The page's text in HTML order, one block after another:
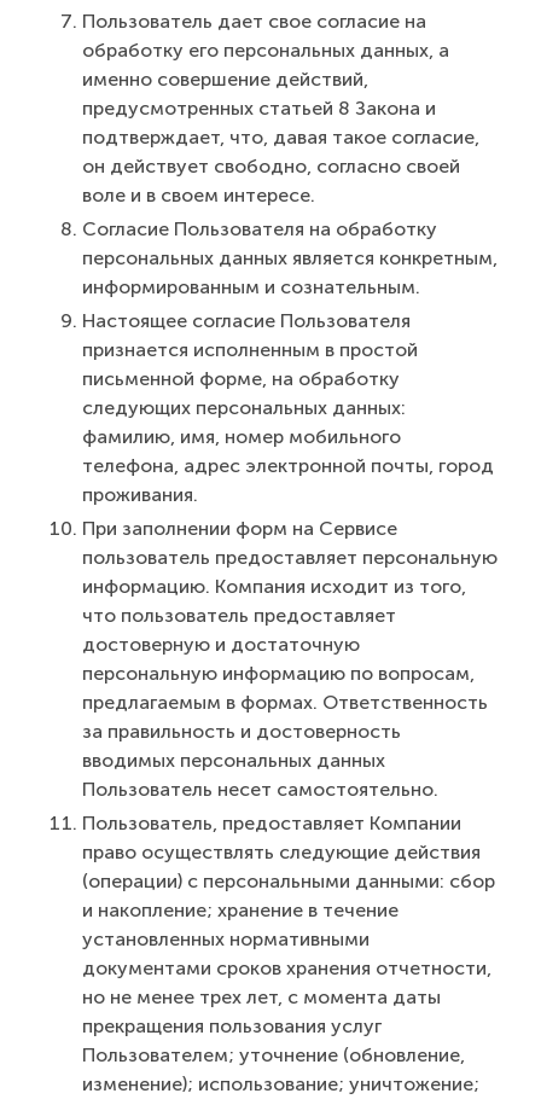
Пользователь дает свое согласие на
обработку его персональных данных, а
именно совершение действий,
предусмотренных статьей 8 Закона и
подтверждает, что, давая такое согласие,
он действует свободно, согласно своей
воле и в своем интересе.
Согласие Пользователя на обработку
персональных данных является конкретным,
информированным и сознательным.
Настоящее согласие Пользователя
признается исполненным в простой
письменной форме, на обработку
следующих персональных данных:
фамилию, имя, номер мобильного
телефона, адрес электронной почты, город
проживания.
При заполнении форм на Сервисе
пользователь предоставляет персональную
информацию. Компания исходит из того,
что пользователь предоставляет
достоверную и достаточную
персональную информацию по вопросам,
предлагаемым в формах. Ответственность
за правильность и достоверность
вводимых персональных данных
Пользователь несет самостоятельно.
Пользователь, предоставляет Компании
право осуществлять следующие действия
(операции) с персональными данными: сбор
и накопление; хранение в течение
установленных нормативными
документами сроков хранения отчетности,
но не менее трех лет, с момента даты
прекращения пользования услуг
Пользователем; уточнение (обновление,
изменение); использование; уничтожение;